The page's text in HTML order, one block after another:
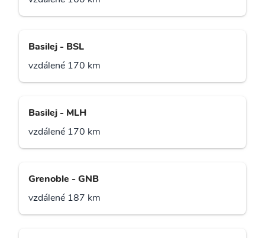
Basilej - BSL
vzdálené 170 km
Basilej - MLH
vzdálené 170 km
Grenoble - GNB
vzdálené 187 km